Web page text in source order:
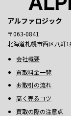
アルファロジック
〒063-0841
北海道札幌市西区八軒
会社概要
買取料金一覧
お取引の流れ
高く売るコツ
買取の際の注意点